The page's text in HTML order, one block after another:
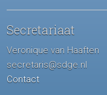
Secretariaat
Veronique van Haaften
secretaris@sdge.nl
Contact